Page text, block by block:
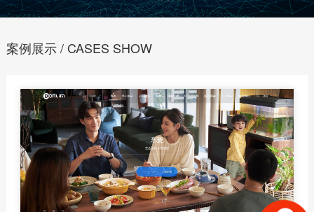
案例展示 / CASES SHOW